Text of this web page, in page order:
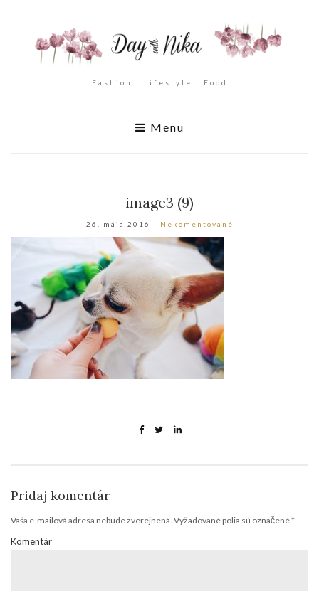
Fashion | Lifestyle | Food
Menu
image3 (9)
26. mája 2016 Nekomentované
Pridaj komentár
Vaša e-mailová adresa nebude zverejnená. Vyžadované polia sú označené*
Komentár